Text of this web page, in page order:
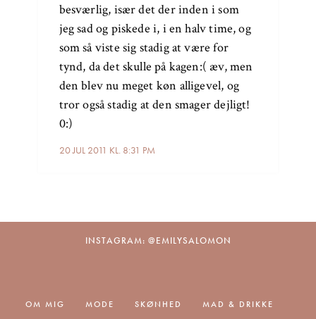
20 JUL 2011 KL. 8:31 PM
besværlig, især det der inden i som
jeg sad og piskede i, i en halv time, og
som så viste sig stadig at være for
tynd, da det skulle på kagen:( æv, men
den blev nu meget køn alligevel, og
tror også stadig at den smager dejligt!
0:)
INSTAGRAM: @EMILYSALOMON
OM MIG MODE SKØNHED
MAD & DRIKKE